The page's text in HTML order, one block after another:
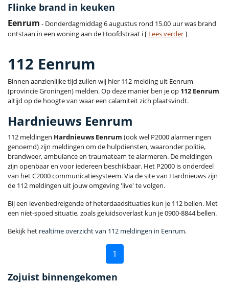
Flinke brand in keuken
Eenrum - Donderdagmiddag 6 augustus rond 15.00 uur was brand
ontstaan in een woning aan de Hoofdstraat i [ Lees verder]
112 Eenrum
Binnen aanzienlijke tijd zullen wij hier 112 melding uit Eenrum
(provincie Groningen) melden. Op deze manier ben je op 112 Eenrum
altijd op de hoogte van waar een calamiteit zich plaatsvindt.
Hardnieuws Eenrum
112 meldingen Hardnieuws Eenrum (ook wel P2000 alarmeringen
genoemd) zijn meldingen om de hulpdiensten, waaronder politie,
brandweer, ambulance en traumateam te alarmeren. De meldingen
zijn openbaar en voor iedereen beschikbaar. Het P2000 is onderdeel
van het C2000 communicatiesysteem. Via de site van Hardnieuws zijn
de 112 meldingen uit jouw omgeving 'live' te volgen.
Bij een levenbedreigende of heterdaadsituaties kun je 112 bellen. Met
een niet-spoed situatie, zoals geluidsoverlast kun je 0900-8844 bellen.
Bekijk het realtime overzicht van 112 meldingen in Eenrum.
1
Zojuist binnengekomen